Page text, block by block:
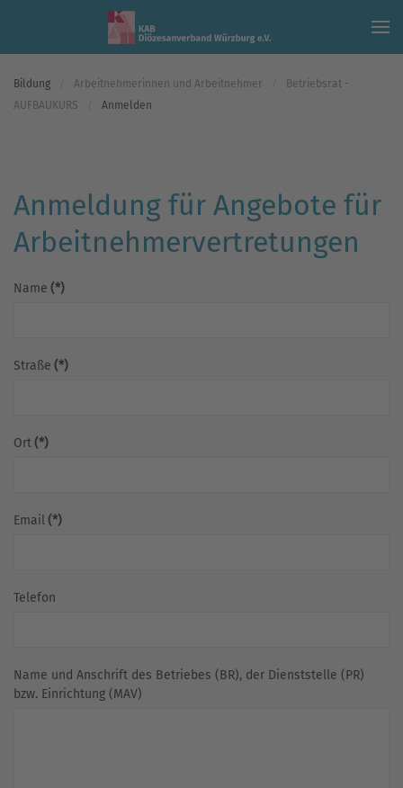
Skip to main content
Bildung Arbeitnehmerinnen und Arbeitnehmer
Betriebsrat -
AUFBAUKURS
Anmelden
Anmeldung für Angebote für
Arbeitnehmervertretungen
Name (*)
Straße (*)
Ort(*)
Email(*)
Telefon
Name und Anschrift des Betriebes (BR), der Dienststelle (PR)
bzw. Einrichtung (MAV)